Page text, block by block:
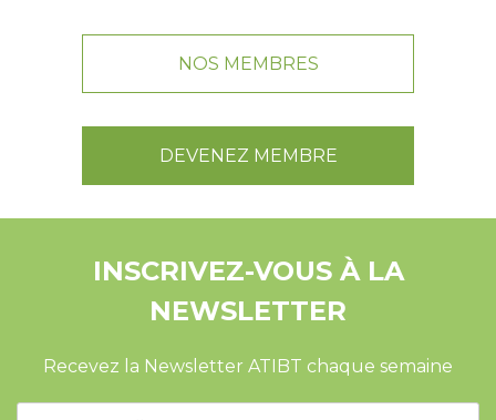
NOS MEMBRES
DEVENEZ MEMBRE
INSCRIVEZ-VOUS À LA
NEWSLETTER
Recevez la Newsletter ATIBT chaque semaine